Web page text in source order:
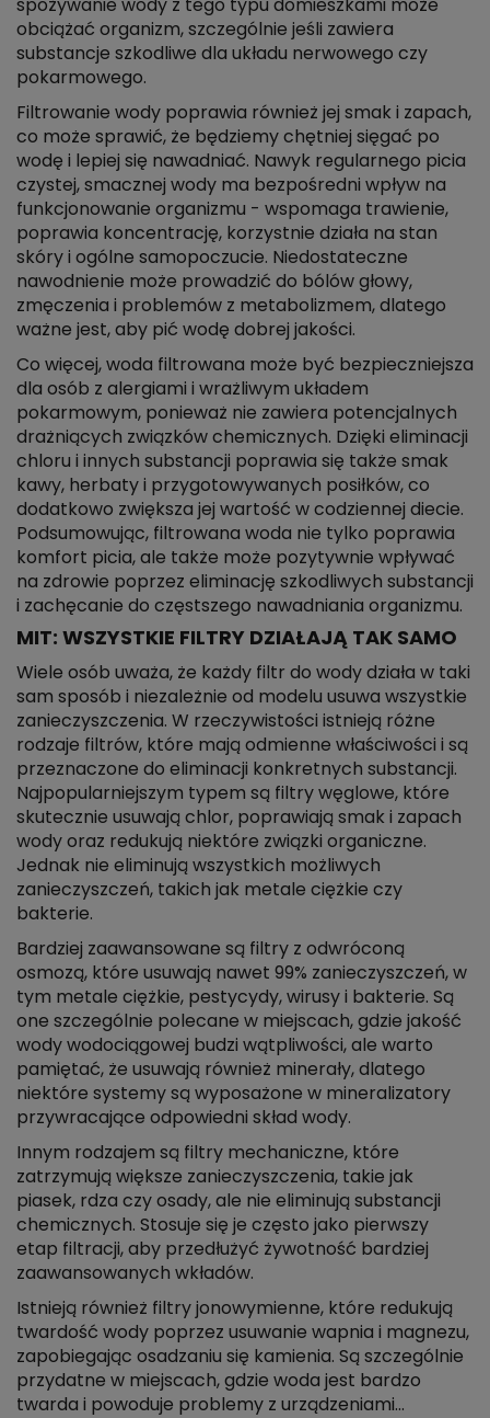
spożywanie wody z tego typu domieszkami może
obciążać organizm, szczególnie jeśli zawiera
substancje szkodliwe dla układu nerwowego czy
pokarmowego.
Filtrowanie wody poprawia również jej smak i zapach,
co może sprawić, że będziemy chętniej sięgać po
wodę i lepiej się nawadniać. Nawyk regularnego picia
czystej, smacznej wody ma bezpośredni wpływ na
funkcjonowanie organizmu - wspomaga trawienie,
poprawia koncentrację, korzystnie działa na stan
skóry i ogólne samopoczucie. Niedostateczne
nawodnienie może prowadzić do bólów głowy,
zmęczenia i problemów z metabolizmem, dlatego
ważne jest, aby pić wodę dobrej jakości.
Co więcej, woda filtrowana może być bezpieczniejsza
dla osób z alergiami i wrażliwym układem
pokarmowym, ponieważ nie zawiera potencjalnych
drażniących związków chemicznych. Dzięki eliminacji
chloru i innych substancji poprawia się także smak
kawy, herbaty i przygotowywanych posiłków, co
dodatkowo zwiększa jej wartość w codziennej diecie.
Podsumowując, filtrowana woda nie tylko poprawia
komfort picia, ale także może pozytywnie wpływać
na zdrowie poprzez eliminację szkodliwych substancji
i zachęcanie do częstszego nawadniania organizmu.
MIT: WSZYSTKIE FILTRY DZIAŁAJĄ TAK SAMO
Wiele osób uważa, że każdy filtr do wody działa w taki
sam sposób i niezależnie od modelu usuwa wszystkie
zanieczyszczenia. W rzeczywistości istnieją różne
rodzaje filtrów, które mają odmienne właściwości i są
przeznaczone do eliminacji konkretnych substancji.
Najpopularniejszym typem są filtry węglowe, które
skutecznie usuwają chlor, poprawiają smak i zapach
wody oraz redukują niektóre związki organiczne.
Jednak nie eliminują wszystkich możliwych
zanieczyszczeń, takich jak metale ciężkie czy
bakterie.
Bardziej zaawansowane są filtry z odwróconą
osmozą, które usuwają nawet 99% zanieczyszczeń, w
tym metale ciężkie, pestycydy, wirusy i bakterie. Są
one szczególnie polecane w miejscach, gdzie jakość
wody wodociągowej budzi wątpliwości, ale warto
pamiętać, że usuwają również minerały, dlatego
niektóre systemy są wyposażone w mineralizatory
przywracające odpowiedni skład wody.
Innym rodzajem są filtry mechaniczne, które
zatrzymują większe zanieczyszczenia, takie jak
piasek, rdza czy osady, ale nie eliminują substancji
chemicznych. Stosuje się je często jako pierwszy
etap filtracji, aby przedłużyć żywotność bardziej
zaawansowanych wkładów.
Istnieją również filtry jonowymienne, które redukują
twardość wody poprzez usuwanie wapnia i magnezu,
zapobiegając osadzaniu się kamienia. Są szczególnie
przydatne w miejscach, gdzie woda jest bardzo
twarda i powoduje problemy z urządzeniami...